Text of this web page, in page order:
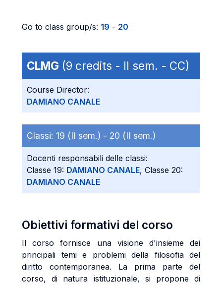
Go to class group/s: 19 - 20
CLMG (9 credits - II sem. - CC)
Course Director:
DAMIANO CANALE
Classi: 19 (II sem.) - 20 (II sem.)
Docenti responsabili delle classi:
Classe 19: DAMIANO CANALE, Classe 20:
DAMIANO CANALE
Obiettivi formativi del corso
Il corso fornisce una visione d'insieme dei
principali temi e problemi della filosofia del
diritto contemporanea. La prima parte del
corso, di natura istituzionale, si propone di